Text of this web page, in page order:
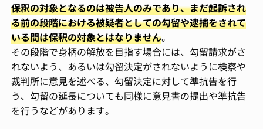
保釈の対象となるのは被告人のみであり、まだ起訴され
る前の段階における被疑者としての勾留や逮捕をされて
いる間は保釈の対象とはなりません。
その段階で身柄の解放を目指す場合には、勾留請求がさ
れないよう、あるいは勾留決定がされないように検察や
裁判所に意見を述べる、勾留決定に対して準抗告を行
う、勾留の延長についても同様に意見書の提出や準抗告
を行うなどがあります。